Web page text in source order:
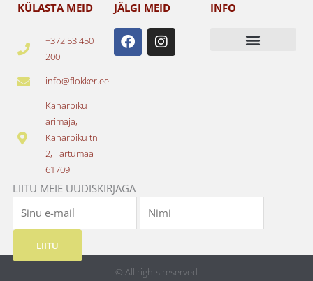
KÜLASTA MEID
+372 53 450
200
info@flokker.ee
Kanarbiku
ärimaja,
Kanarbiku tn
2, Tartumaa
61709
JÄLGI MEID
F
a
c
I
n
s
INFO
LIITU MEIE UUDISKIRJAGA
LIITU
© All rights reserved